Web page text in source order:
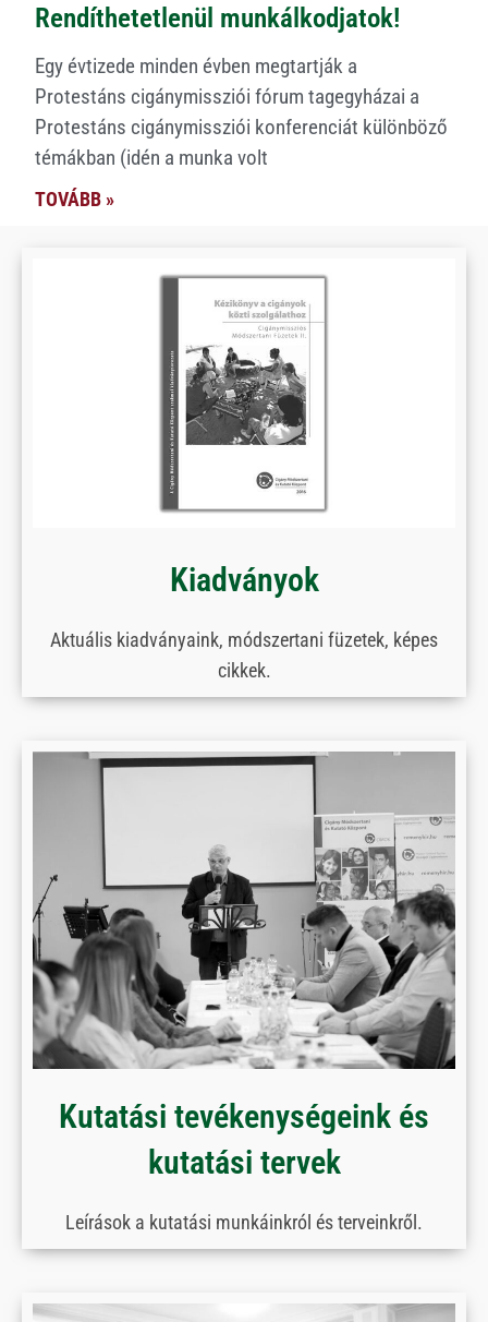
Rendíthetetlenül munkálkodjatok!
Egy évtizede minden évben megtartják a
Protestáns cigánymissziói fórum tagegyházai a
Protestáns cigánymissziói konferenciát különböző
témákban (idén a munka volt
TOVÁBB »
Kiadványok
Aktuális kiadványaink, módszertani füzetek, képes
cikkek.
Kutatási tevékenységeink és
kutatási tervek
Leírások a kutatási munkáinkról és terveinkről.